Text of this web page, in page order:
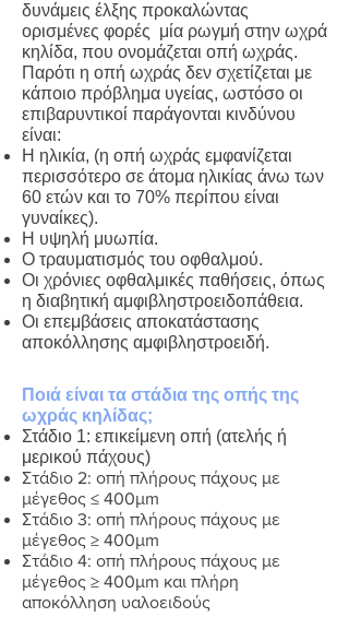
δυνάμεις έλξης προκαλώντας
ορισμένες φορές μία ρωγμή στην ωχρά
κηλίδα, που ονομάζεται οπή ωχράς.
Παρότι η οπή ωχράς δεν σχετίζεται με
κάποιο πρόβλημα υγείας, ωστόσο οι
επιβαρυντικοί παράγονται κινδύνου
είναι:
Η ηλικία, (η οπή ωχράς εμφανίζεται
περισσότερο σε άτομα ηλικίας άνω των
60 ετών και το 70% περίπου είναι
γυναίκες).
Η υψηλή μυωπία.
Ο τραυματισμός του οφθαλμού.
Οι χρόνιες οφθαλμικές παθήσεις, όπως
η διαβητική αμφιβληστροειδοπάθεια.
Οι επεμβάσεις αποκατάστασης
αποκόλλησης αμφιβληστροειδή.
Ποιά είναι τα στάδια της οπής της
ωχράς κηλίδας;
Στάδιο 1: επικείμενη οπή (ατελής ή
μερικού πάχους)
Στάδιο 2: οπή πλήρους πάχους με
μέγεθος ≤ 400μm
Στάδιο 3: οπή πλήρους πάχους με
μέγεθος ≥ 400μm
Στάδιο 4: οπή πλήρους πάχους με
μέγεθος ≥ 400μm και πλήρη
αποκόλληση υαλοειδούς